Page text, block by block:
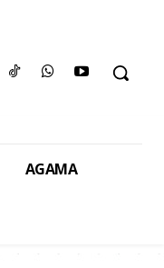
AGAMA